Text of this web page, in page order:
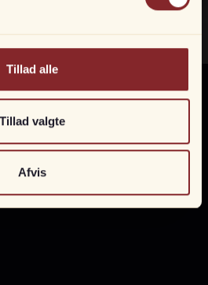
Tillad alle
Tillad valgte
Afvis